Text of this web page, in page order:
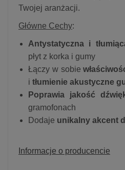
Twojej aranżacji.
Główne Cechy:
Antystatyczna i
płyt z korka i gumy
Łączy w sobie
i tłumienie akustyczne
Poprawia jakość
gramofonach
Dodaje unikalny akcent
Informacje o producencie